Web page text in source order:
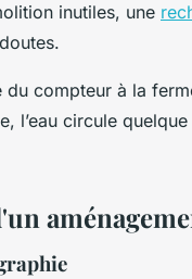
inutiles, une
compteur à la
l’eau circule